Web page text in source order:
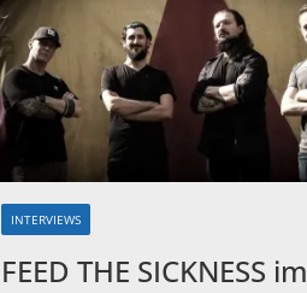
INTERVIEWS
FEED THE SICKNESS im